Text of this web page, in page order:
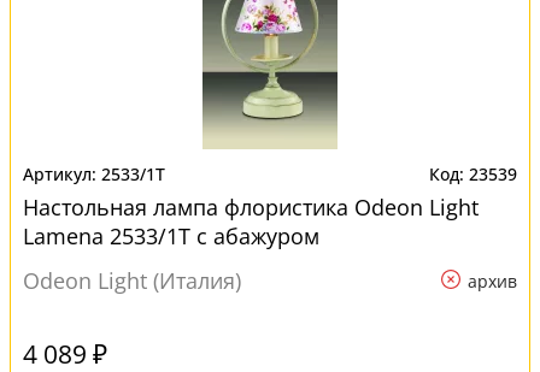
2533/1T 23539
Настольная лампа флористика Odeon Light
Lamena 2533/1T с абажуром
Odeon Light (Италия)
архив
4 089 ₽